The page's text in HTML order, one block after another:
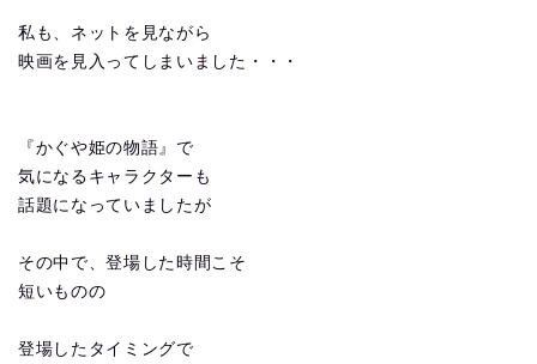
私も、ネットを見ながら
映画を見入ってしまいました・・・
『かぐや姫の物語』で
気になるキャラクターも
話題になっていましたが
その中で、登場した時間こそ
短いものの
登場したタイミングで